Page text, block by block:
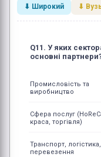
⬇ Широкий ⬇
Промисловість та
виробництво
Сфера послуг
краса, торгівля)
Транспорт, логістика,
перевезення
Q11. У яких
основні